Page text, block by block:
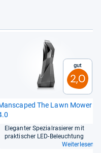
Gut
2,0
The Lawn Mower
Ele­gan­ter Spe­zi­al­ra­sie­rer mit
prak­ti­scher LED-​Beleuch­tung
Weiterlesen